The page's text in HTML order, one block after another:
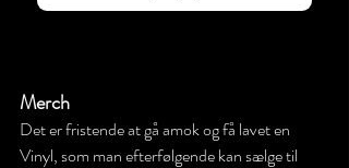
Merch
Det er fristende at gå amok og få lavet en
Vinyl, som man efterfølgende kan sælge til